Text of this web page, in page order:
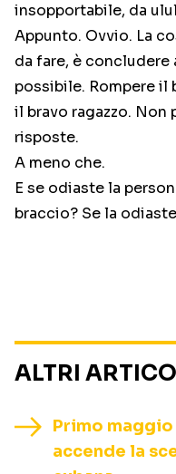
insopportabile, da
Appunto. Ovvio. La
da fare, è concludere
possibile. Rompere il
il bravo ragazzo.
risposte.
A meno che.
E se odiaste la
braccio? Se la
ALTRI
Primo
accende la